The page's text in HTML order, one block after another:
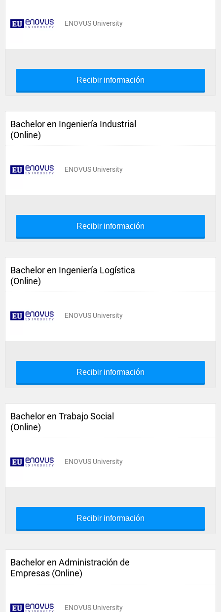
ENOVUS University
Recibir información
Bachelor en Ingeniería Industrial
(Online)
ENOVUS University
Recibir información
Bachelor en Ingeniería Logística
(Online)
ENOVUS University
Recibir información
Bachelor en Trabajo Social
(Online)
ENOVUS University
Recibir información
Bachelor en Administración de
Empresas (Online)
ENOVUS University